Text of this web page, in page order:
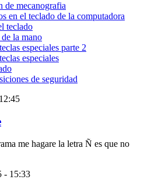
de mecanografia
en el teclado de la computadora
teclado
la mano
especiales parte 2
especiales
de seguridad
me hagare la letra Ñ es que no
- 15:33